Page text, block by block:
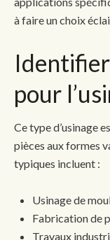
à faire un choix
pour
Ce type d’usinage
pièces aux formes
typiques incluent :
Usinage de
Fabrication de
Travaux